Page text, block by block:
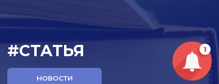
#СТАТЬЯ
НОВОСТИ